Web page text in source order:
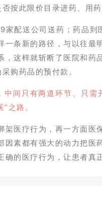
按此限价目录进药、用药
家配送公司送药；药品
一条新的路径，与以往最
这样就斩断了医院和药
购药品的预付款。
间只有两道环节、只需
之路。
医疗行为，再一方面医
素都有强大的动力把医
的医疗行为，让患者真